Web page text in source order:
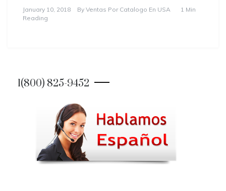
January 10, 2018 By Ventas Por Catalogo En USA
1 Min
Reading
1(800) 825-9452